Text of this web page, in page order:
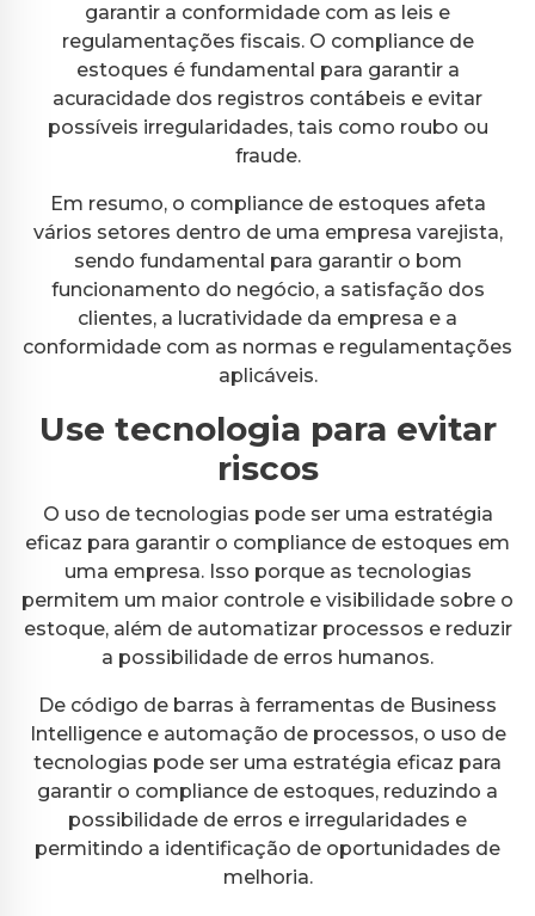
garantir a conformidade com as leis e
regulamentações fiscais. O compliance de
estoques é fundamental para garantir a
acuracidade dos registros contábeis e evitar
possíveis irregularidades, tais como roubo ou
fraude.
Em resumo, o compliance de estoques afeta
vários setores dentro de uma empresa varejista,
sendo fundamental para garantir o bom
funcionamento do negócio, a satisfação dos
clientes, a lucratividade da empresa e a
conformidade com as normas e regulamentações
aplicáveis.
Use tecnologia para evitar
riscos
O uso de tecnologias pode ser uma estratégia
eficaz para garantir o compliance de estoques em
uma empresa. Isso porque as tecnologias
permitem um maior controle e visibilidade sobre o
estoque, além de automatizar processos e reduzir
a possibilidade de erros humanos.
De código de barras à ferramentas de Business
Intelligence e automação de processos, o uso de
tecnologias pode ser uma estratégia eficaz para
garantir o compliance de estoques, reduzindo a
possibilidade de erros e irregularidades e
permitindo a identificação de oportunidades de
melhoria.